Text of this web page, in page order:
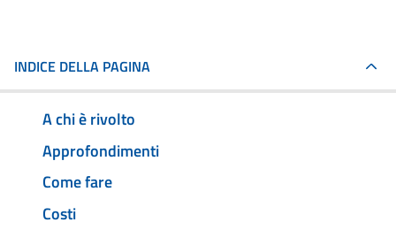
INDICE DELLA PAGINA
A chi è rivolto
Approfondimenti
Come fare
Costi